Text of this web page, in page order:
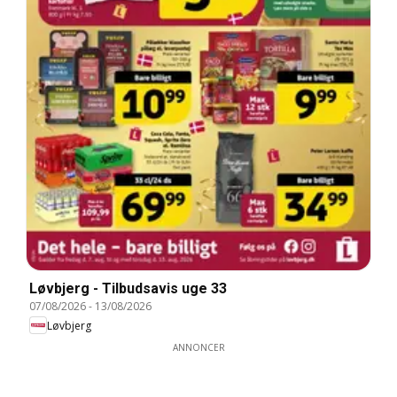
Løvbjerg - Tilbudsavis uge 33
07/08/2026- 13/08/2026
Løvbjerg
ANNONCER